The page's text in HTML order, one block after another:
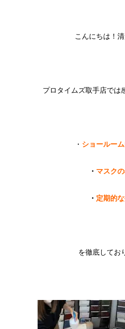
こんにちは！清
プロタイムズ取手店では
・ ショールー
・ マスク
・ 定期的
を徹底してお